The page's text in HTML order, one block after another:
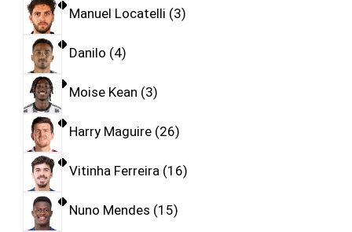
Manuel Locatelli 3
Danilo 4
Moise Kean 3
Harry Maguire 26
Vitinha Ferreira 16
Nuno Mendes 15